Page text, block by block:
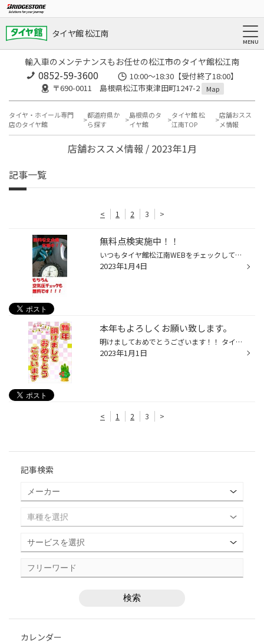
タイヤ館 松江南
輸入車のメンテナンスもお任せの松江市のタイヤ館松江南
0852-59-3600
10:00～18:30【受付終了18:00】
〒690-0011 島根県松江市東津田町1247-2
Map
タイヤ・ホイール専門
店のタイヤ館
都道府県か
ら探す
島根県のタ
イヤ館
タイヤ館 松
江南TOP
店舗おスス
メ情報
店舗おススメ情報 / 2023年1月
記事一覧
< 1 2 3 >
無料点検実施中！！
いつもタイヤ館松江南WEBをチェックして頂き ありがとうございます！ 本日より営業しております！ お正月にお出かけや帰省でお車の運転で 疲れた愛車をリフレッシュしましょう！ タイヤの溝や空気圧チェックはもちろん、エンジンオイルやバッテリー等も 点検無料となっておりますので お気軽にご来...
2023年1月4日
本年もよろしくお願い致します。
明けましておめでとうございます！！ タイヤ館松江南をいつもご利用ありがとうございます！ 本年もスタッフ一同より一層の努力で お客様にご満足頂ける様全力で頑張りますので 宜しくお願い致します！ １/4より営業し、早速新春セール開催致しますので 愛車の無料点検やお得にエンジンオイル交換な...
2023年1月1日
< 1 2 3 >
記事検索
カレンダー